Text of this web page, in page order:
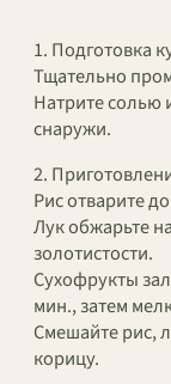
1. Подготовка
Тщательно
Натрите солью
снаружи.
2.
Рис отварите
Лук обжарьте
золотистости.
Сухофрукты
мин., затем
Смешайте рис,
корицу.